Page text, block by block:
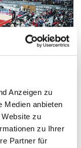
Anzeigen zu
Medien anbieten
zu
zu Ihrer
Partner für